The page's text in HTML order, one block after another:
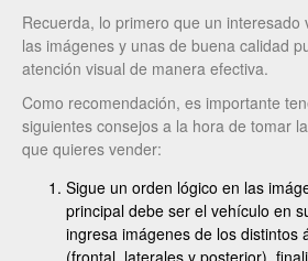
Recuerda, lo primero que un interesado
las imágenes y unas de buena calidad
atención visual de manera efectiva.
Como recomendación, es importante
siguientes consejos a la hora de tomar
que quieres vender:
Sigue un orden lógico en las
principal debe ser el vehículo en
ingresa imágenes de los distintos
(frontal, laterales y posterior),